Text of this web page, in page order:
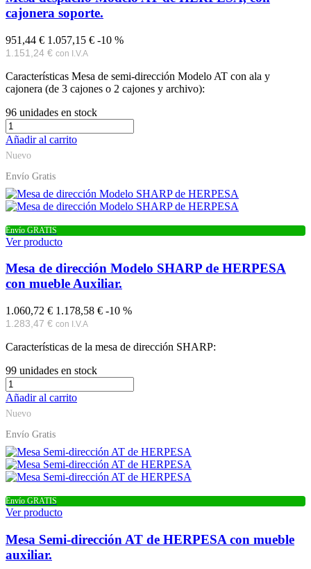
cajonera soporte.
951,44 € 1.057,15 € -10 %
1.151,24 € con I.V.A
Características Mesa de semi-dirección Modelo AT con ala y
cajonera (de 3 cajones o 2 cajones y archivo):
96 unidades en stock
Añadir al carrito
Nuevo
Envío Gratis
Envío GRATIS
Ver producto
Mesa de dirección Modelo SHARP de HERPESA
con mueble Auxiliar.
1.060,72 € 1.178,58 € -10 %
1.283,47 € con I.V.A
Características de la mesa de dirección SHARP:
99 unidades en stock
Añadir al carrito
Nuevo
Envío Gratis
Envío GRATIS
Ver producto
Mesa Semi-dirección AT de HERPESA con mueble
auxiliar.